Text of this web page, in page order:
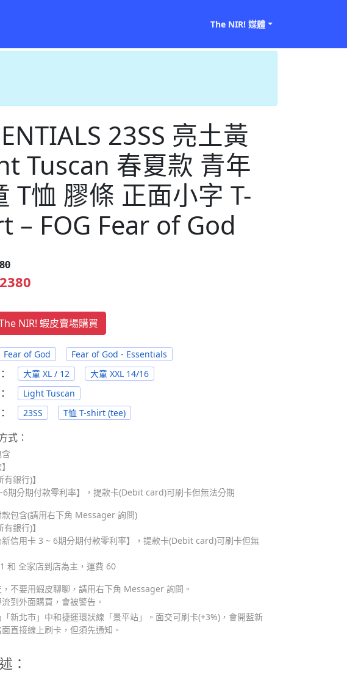
The NIR! 媒體
23SS 亮土黃
Tuscan 春夏款 青年
T恤 膠條 正面小字 T-
– FOG Fear of God
NIR! 蝦皮賣場購買
Fear of God Fear of God - Essentials
： 大童 XL / 12 大童 XXL 14/16
： Light Tuscan
： 23SS T恤 T-shirt (tee)
式：
有銀行)】
期分期付款零利率】，提款卡(Debit card)可刷卡但無法分期
包含(請用右下角 Messager 詢問)
有銀行)】
新信用卡 3 ~ 6期分期付款零利率】，提款卡(Debit card)可刷卡但無
和 全家店到店為主，運費 60
不要用蝦皮聊聊，請用右下角 Messager 詢問。
到外面購買，會被警告。
新北市」中和捷運環狀線「景平站」。面交可刷卡(+3%)，會開藍新
直接線上刷卡，但須先通知。
：